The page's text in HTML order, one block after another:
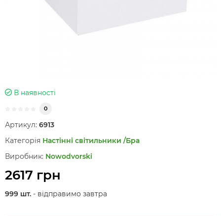
В наявності
0
Артикул: 6913
Категорія Настінні світильники /Бра
Виробник: Nowodvorski
2617 грн
999 шт. - відправимо завтра